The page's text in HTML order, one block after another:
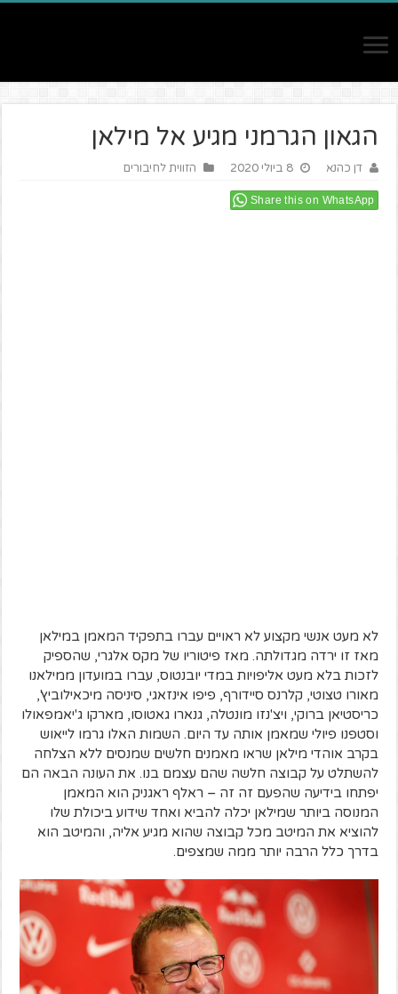
הגאון הגרמני מגיע אל מילאן
דן כהנא 8 ביולי 2020 הזווית לחיבורים
Share this on WhatsApp
לא מעט אנשי מקצוע לא ראויים עברו בתפקיד המאמן במילאן
מאז זו ירדה מגדולתה. מאז פיטוריו של מקס אלגרי, שהספיק
לזכות בלא מעט אליפויות במדי יובנטוס, עברו במועדון ממילאנו
מאורו טצוטי, קלרנס סיידורף, פיפו אינזאגי, סיניסה מיכאילוביץ',
כריסטיאן ברוקי, ויצ'נזו מונטלה, גנארו גאטוסו, מארקו ג'יאמפאולו
וסטפנו פיולי שמאמן אותה עד היום. השמות האלו גרמו לייאוש
בקרב אוהדי מילאן שראו מאמנים חלשים שמנסים ללא הצלחה
להשתלט על קבוצה חלשה שהם עצמם בנו. את העונה הבאה הם
יפתחו בידיעה שהפעם זה זה – ראלף ראגניק הוא המאמן
המנוסה ביותר שמילאן יכלה להביא ואחד שידוע ביכולת שלו
להוציא את המיטב מכל קבוצה שהוא מגיע אליה, והמיטב הוא
בדרך כלל הרבה יותר ממה שמצפים.